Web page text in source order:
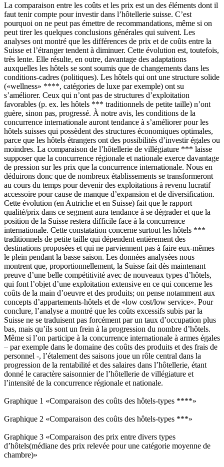
La comparaison entre les coûts et les prix est un des éléments dont il
faut tenir compte pour investir dans l’hôtellerie suisse. C’est
pourquoi on ne peut pas émettre de recommandations, même si on
peut tirer les quelques conclusions générales qui suivent. Les
analyses ont montré que les différences de prix et de coûts entre la
Suisse et l’étranger tendent à diminuer. Cette évolution est, toutefois,
très lente. Elle résulte, en outre, davantage des adaptations
auxquelles les hôtels se sont soumis que de changements dans les
conditions-cadres (politiques). Les hôtels qui ont une structure solide
(«wellness» ****, catégories de luxe par exemple) ont su
s’améliorer. Ceux qui n’ont pas de structures d’exploitation
favorables (p. ex. les hôtels *** traditionnels de petite taille) n’ont
guère, sinon pas, progressé. À notre avis, les conditions de la
concurrence internationale auront tendance à s’améliorer pour les
hôtels suisses qui possèdent des structures économiques optimales,
parce que les hôtels étrangers ont des possibilités d’investir égales ou
moindres. La comparaison de l’hôtellerie de villégiature *** laisse
supposer que la concurrence régionale et nationale exerce davantage
de pression sur les prix que la concurrence internationale. Nous en
déduirons donc que de nombreux établissements se transformeront
au cours du temps pour devenir des exploitations à revenu lucratif
accessoire pour cause de manque d’expansion et de diversification.
Cette évolution (en Autriche et en Suisse) fait que le rapport
qualité/prix dans ce segment aura tendance à se dégrader et que la
position de la Suisse restera difficile face à la concurrence
internationale. Cette constatation concerne surtout les hôtels ***
traditionnels de petite taille qui dépendent entièrement des
destinations proposées et qui ne parviennent pas à faire eux-mêmes
le plein pendant la basse saison. Les données analysées nous
montrent que, proportionnellement, la Suisse fait dès maintenant
preuve d’une belle compétitivité avec de nouveaux types d’hôtels,
qui font l’objet d’une exploitation extensive en ce qui concerne les
coûts de la main d’oeuvre et des produits; on pense notamment aux
concepts d’appartements-hôtels et de «low cost/low service». Pour
conclure, l’analyse a montré que les coûts excessifs subis par la
Suisse ne se traduisent pas forcément par un taux d’occupation plus
bas, mais qu’ils sont un frein à la progression du nombre d’hôtels.
Même si l’on participe à la concurrence internationale à armes égales
– par exemple dans le domaine des coûts des produits et des frais de
personnel -, l’étalement des saisons joue un rôle central dans la
progression de la rentabilité et des salaires dans l’hôtellerie, étant
donné le caractère saisonnier de l’hôtellerie de villégiature et
l’intensité de la concurrence régionale et nationale.
Graphique 1 «Comparaison des coûts des hôtels-types ****»
Graphique 2 «Comparaison des coûts des hôtels-types ***»
Graphique 3 «Comparaison des prix entre divers types
d’hôtels(médiane des prix relevée pour une catégorie moyenne de
chambre)»